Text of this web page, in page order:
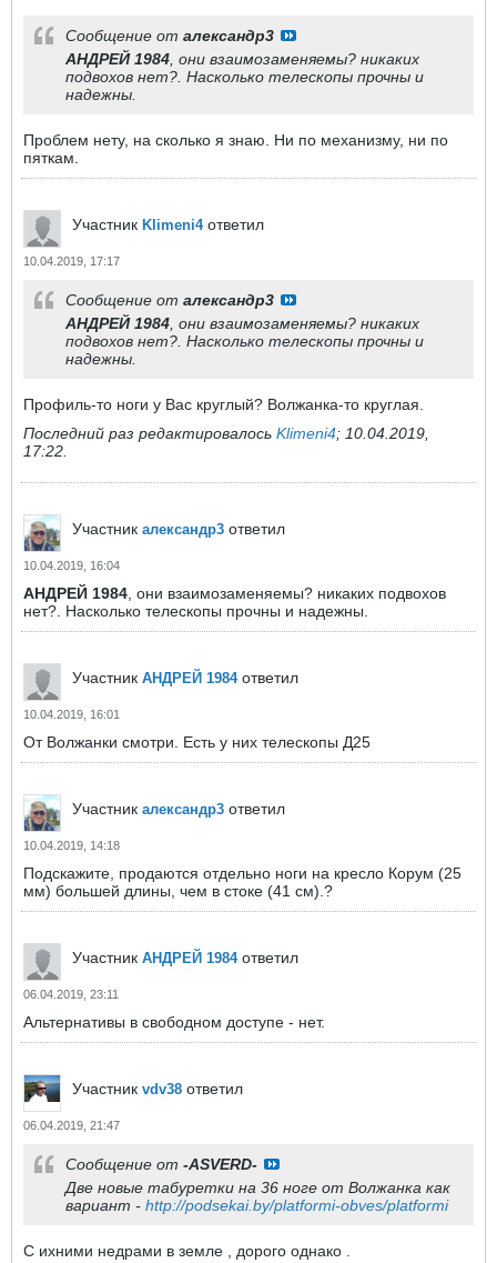
Сообщение от александр3
АНДРЕЙ 1984 , они взаимозаменяемы? никаких
подвохов нет?. Насколько телескопы прочны и
надежны.
Проблем нету, на сколько я знаю. Ни по механизму, ни по
пяткам.
Участник Klimeni4ответил
10.04.2019, 17:17
Сообщение от александр3
АНДРЕЙ 1984 , они взаимозаменяемы? никаких
подвохов нет?. Насколько телескопы прочны и
надежны.
Профиль-то ноги у Вас круглый? Волжанка-то круглая.
Последний раз редактировалось Klimeni4; 10.04.2019,
17:22
Участник александр3 ответил
10.04.2019, 16:04
АНДРЕЙ 1984 , они взаимозаменяемы? никаких подвохов
нет?. Насколько телескопы прочны и надежны.
Участник АНДРЕЙ 1984ответил
10.04.2019, 16:01
От Волжанки смотри. Есть у них телескопы Д25
Участник александр3 ответил
10.04.2019, 14:18
Подскажите, продаются отдельно ноги на кресло Корум (25
мм) большей длины, чем в стоке (41 см).?
Участник АНДРЕЙ 1984ответил
06.04.2019, 23:11
Альтернативы в свободном доступе - нет.
Участник vdv38 ответил
06.04.2019, 21:47
Сообщение от -ASVERD-
Две новые табуретки на 36 ноге от Волжанка как
вариант - http://podsekai.by/platformi-obves/platformi
С ихними недрами в земле , дорого однако .